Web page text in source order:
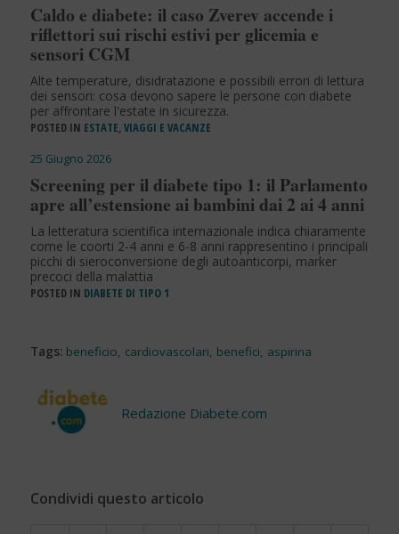
Caldo e diabete: il caso Zverev accende i
riflettori sui rischi estivi per glicemia e
sensori CGM
Alte temperature, disidratazione e possibili errori di lettura
dei sensori: cosa devono sapere le persone con diabete
per affrontare l'estate in sicurezza.
POSTED IN ESTATE, VIAGGI E VACANZE
25 Giugno 2026
Screening per il diabete tipo 1: il Parlamento
apre all’estensione ai bambini dai 2 ai 4 anni
La letteratura scientifica internazionale indica chiaramente
come le coorti 2-4 anni e 6-8 anni rappresentino i principali
picchi di sieroconversione degli autoanticorpi, marker
precoci della malattia
POSTED IN DIABETE DI TIPO 1
Tags: beneficio, cardiovascolari, benefici, aspirina
Redazione Diabete.com
Condividi questo articolo